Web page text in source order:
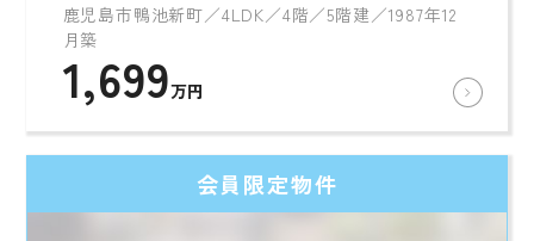
鹿児島市鴨池新町／4LDK／4階／5階建／1987年12
月築
1,699万円
会員限定物件